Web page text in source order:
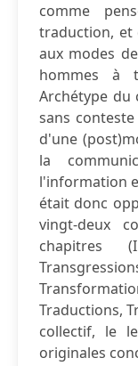
comme
traduction, et
aux modes
hommes à
Archétype du
sans
d'une
la
l'information
était donc
vingt-deux
chapitres
Traductions,
collectif, le
originales